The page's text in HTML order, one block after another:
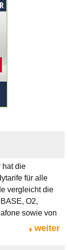
hat die
für alle
vergleicht die
O2,
sowie von
weiter